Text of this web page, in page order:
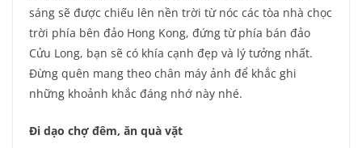
sáng sẽ được chiếu lên nền trời từ nóc các tòa nhà chọc
trời phía bên đảo Hong Kong, đứng từ phía bán đảo
Cửu Long, bạn sẽ có khía cạnh đẹp và lý tưởng nhất.
Đừng quên mang theo chân máy ảnh để khắc ghi
những khoảnh khắc đáng nhớ này nhé.
Đi dạo chợ đêm, ăn quà vặt